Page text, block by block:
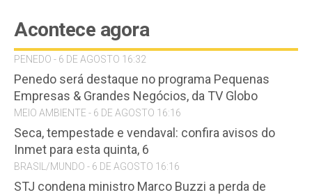
Acontece agora
PENEDO - 6 DE AGOSTO 16:32
Penedo será destaque no programa Pequenas
Empresas & Grandes Negócios, da TV Globo
MEIO AMBIENTE - 6 DE AGOSTO 16:16
Seca, tempestade e vendaval: confira avisos do
Inmet para esta quinta, 6
BRASIL/MUNDO - 6 DE AGOSTO 16:16
STJ condena ministro Marco Buzzi a perda de